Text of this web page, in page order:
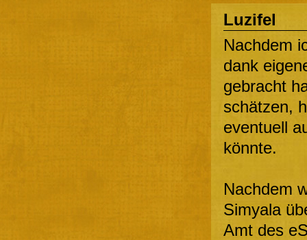
Luzifel
Nachdem
dank
gebracht
schätzen,
eventuell
könnte.
Nachdem
Simyala
Amt des